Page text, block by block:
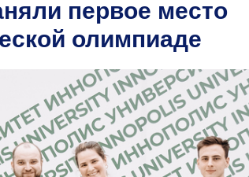
первое место
олимпиаде